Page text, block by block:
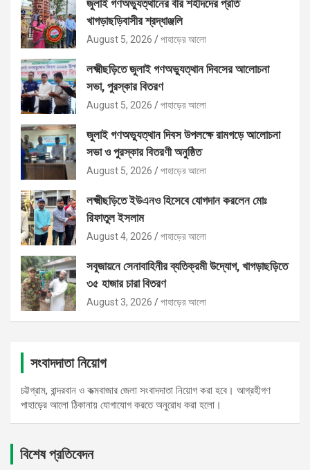
জুলাই গণঅভ্যুত্থানের বীর শহীদদের প্রতি
খাগড়াছড়িবাসীর শ্রদ্ধাঞ্জলি
August 5, 2026 পাহাড়ের আলো
লক্ষ্মীছড়িতে জুলাই গণঅভ্যুত্থান দিবসের আলোচনা
সভা, পুরস্কার বিতরণ
August 5, 2026 পাহাড়ের আলো
জুলাই গণঅভ্যুত্থান দিবস উপলক্ষে রামগড়ে আলোচনা
সভা ও পুরস্কার বিতরণী অনুষ্ঠিত
August 5, 2026 পাহাড়ের আলো
লক্ষ্মীছড়িতে ইউএনও হিসেবে যোগদান করলেন মোঃ
রিফাতুল ইসলাম
August 4, 2026 পাহাড়ের আলো
সবুজায়নে সেনাবাহিনীর ব্যতিক্রমী উদ্যোগ, খাগড়াছড়িতে
৩৫ হাজার চারা বিতরণ
August 3, 2026 পাহাড়ের আলো
সংবাদদাতা নিয়োগ
চট্টগ্রাম, বান্দরবান ও কক্মবাজার জেলা সংবাদদাতা নিয়োগ করা হবে। আগ্রহীগণ
পাহাড়ের আলো ঠিকানায় যোগাযোগ করতে অনুরোধ করা হলো।
বিশেষ প্রতিবেদন